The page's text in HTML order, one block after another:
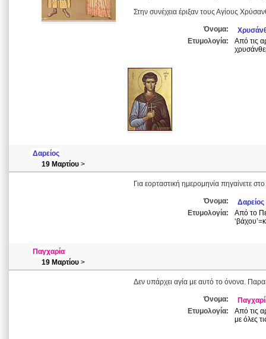
Στην συνέχεια έριξαν τους Αγίους
Όνομα:
Ετυμολογία:
Από τις
Δαρείος
19 Μαρτίου >
Για εορταστική ημερομηνία πηγαίνετε στο
Όνομα:
Δαρείος
Ετυμολογία:
Από το
Παγχαρία
19 Μαρτίου >
Δεν υπάρχει αγία με αυτό το όνονα.
Όνομα:
Ετυμολογία:
Από τις
με όλες